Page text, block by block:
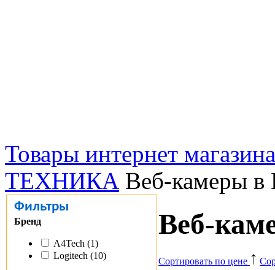
Товары интернет магазина
ТЕХНИКА Веб-камеры в
Фильтры
Бренд
A4Tech (1)
Logitech (10)
Веб-
Сортировать по цене